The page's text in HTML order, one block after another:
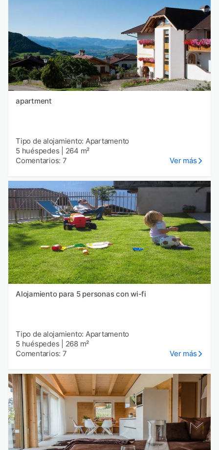
apartment
Tipo de alojamiento: Apartamento
5 huéspedes
264 m²
Comentarios: 7
Ver más
Alojamiento para 5 personas con wi-fi
Tipo de alojamiento: Apartamento
5 huéspedes
268 m²
Comentarios: 7
Ver más